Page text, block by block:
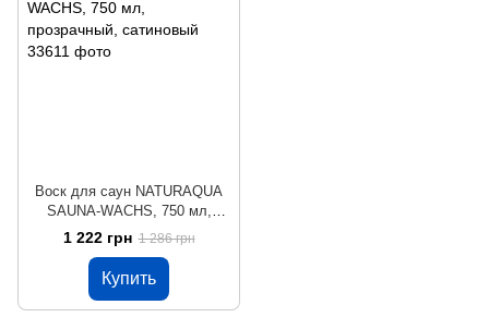
Воск для саун NATURAQUA
SAUNA-WACHS, 750 мл,
прозрачный, сатиновый
1 222 грн 1 286 грн
Купить